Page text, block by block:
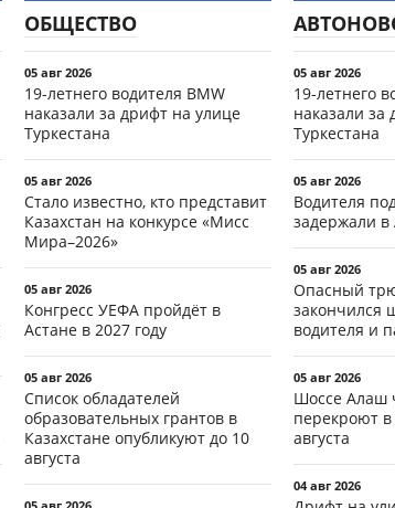
ОБЩЕСТВО
05 авг 2026
19-летнего водителя BMW
наказали за дрифт на улице
Туркестана
05 авг 2026
Стало известно, кто представит
Казахстан на конкурсе «Мисс
Мира–2026»
05 авг 2026
Конгресс УЕФА пройдёт в
Астане в 2027 году
05 авг 2026
Список обладателей
образовательных грантов в
Казахстане опубликуют до 10
августа
05 авг 2026
19-летнего
наказали за
Туркестана
05 авг 2026
Водителя
задержали в
05 авг 2026
Опасный
закончился
водителя и
05 авг 2026
Шоссе Алаш
перекроют в
августа
04 авг 2026